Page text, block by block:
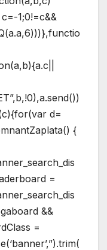
1;0!=c&&
d=
{
=
&&
=